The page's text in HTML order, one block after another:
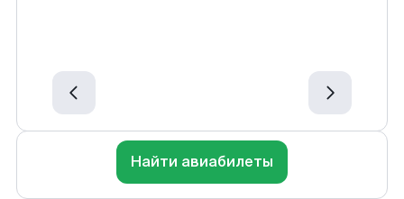
Найти авиабилеты